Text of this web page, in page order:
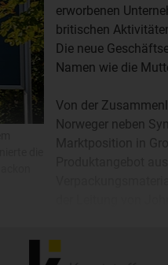
erworbenen
britischen
Die neue
Namen wie die
Von der
Norweger neben
Marktposition in